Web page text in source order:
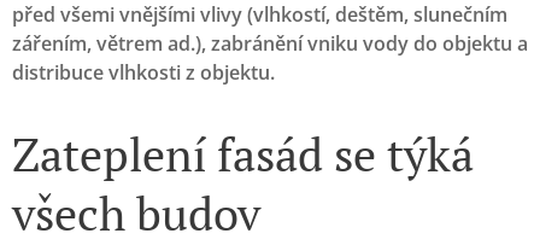
před všemi vnějšími vlivy (vlhkostí, deštěm, slunečním
zářením, větrem ad.), zabránění vniku vody do objektu a
distribuce vlhkosti z objektu.
Zateplení fasád se týká
všech budov